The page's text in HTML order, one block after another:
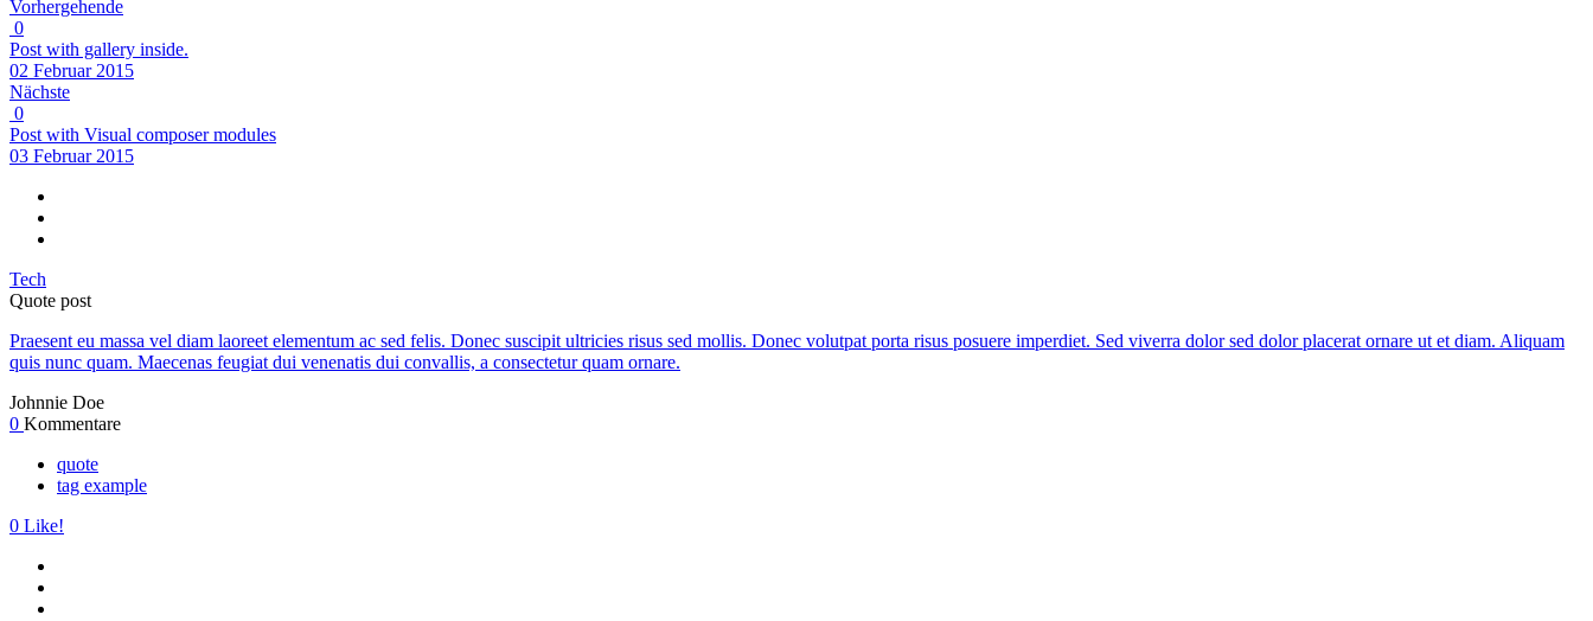
Vorhergehende
0
Post with gallery inside.
02 Februar 2015
Nächste
0
Post with Visual composer modules
03 Februar 2015
Tech
Quote post
Praesent eu massa vel diam laoreet elementum ac sed felis. Donec suscipit ultricies risus sed mollis. Donec volutpat porta risus posuere imperdiet. Sed viverra dolor sed dolor placerat ornare ut et diam. Aliquam
quis nunc quam. Maecenas feugiat dui venenatis dui convallis, a consectetur quam ornare.
Johnnie Doe
0 Kommentare
quote
tag example
0 Like!